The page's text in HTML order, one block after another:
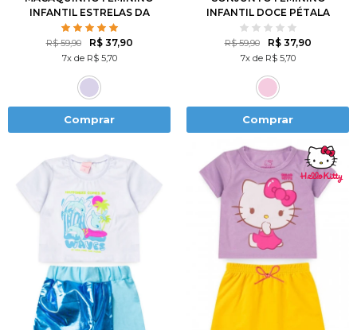
INFANTIL ESTRELAS DA
MARESIA
R$ 59,90 R$ 37,90
7x de R$ 5,70
Comprar
INFANTIL DOCE PÉTALA
R$ 59,90 R$ 37,90
7x de R$ 5,70
Comprar